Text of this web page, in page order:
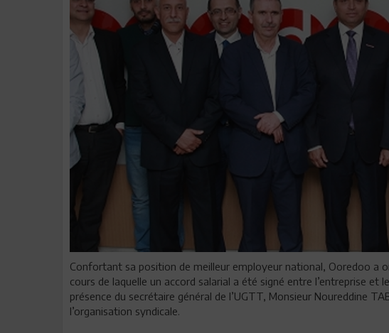
Confortant sa position de meilleur employeur national, Ooredoo a
cours de laquelle un accord salarial a été signé entre l’entreprise et
présence du secrétaire général de l’UGTT, Monsieur Noureddine
l’organisation syndicale.